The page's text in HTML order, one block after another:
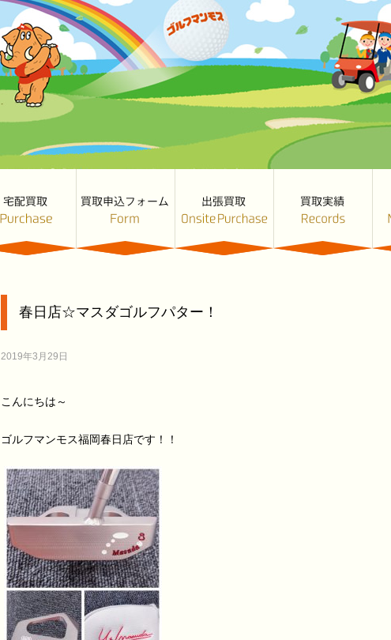
春日店☆マスダゴルフパター！
2019年3月29日
こんにちは～
ゴルフマンモス福岡春日店です！！